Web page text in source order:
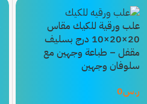
علب ورقية للكيك مقاس
20×20×10 درج بسليف
مقفل – طباعة وجهين مع
سلوفان وجهين
ر.س0